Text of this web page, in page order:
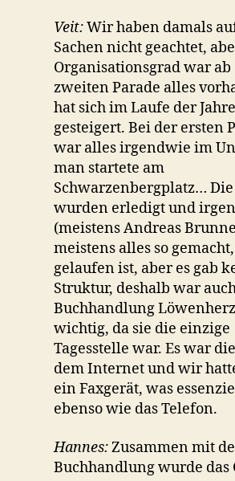
Veit:Wir haben damals
Sachen nicht geachtet,
Organisationsgrad war ab
zweiten Parade alles
hat sich im Laufe der
gesteigert. Bei der ersten
war alles irgendwie im
man startete am
Schwarzenbergplatz…
wurden erledigt und
(meistens Andreas
meistens alles so gemacht,
gelaufen ist, aber es gab
Struktur, deshalb war
Buchhandlung
wichtig, da sie die einzige
Tagesstelle war. Es war
dem Internet und wir
ein Faxgerät, was
ebenso wie das Telefon.
Hannes:Zusammen mit
Buchhandlung wurde das